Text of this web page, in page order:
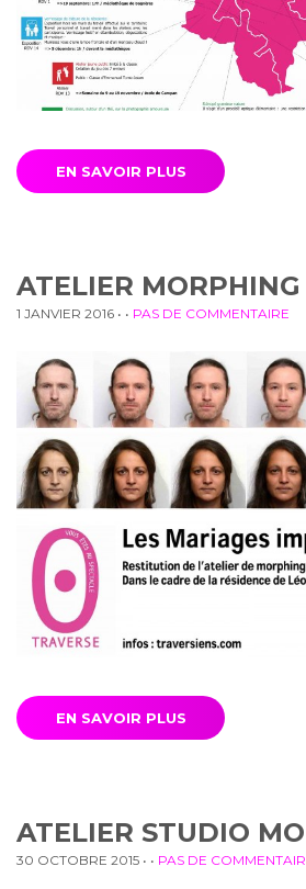
EN SAVOIR PLUS
ATELIER MORPHING
1 JANVIER 2016 • • PAS DE COMMENTAIRE
EN SAVOIR PLUS
ATELIER STUDIO
30 OCTOBRE 2015 • • PAS DE